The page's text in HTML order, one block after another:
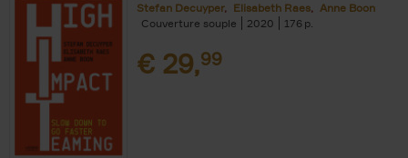
Stefan Decuyper Elisabeth Raes
Anne Boon
Couverture souple
2020 176
€ 29,99